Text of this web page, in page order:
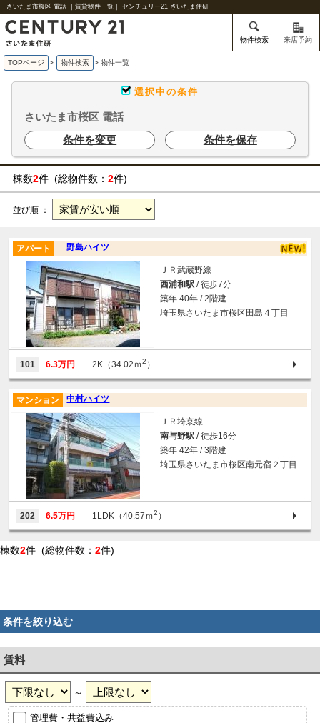
さいたま市桜区 電話 ｜賃貸物件一覧｜ センチュリー21 さいたま住研
物件検索 来店予約
TOPページ > 物件検索 > 物件一覧
選択中の条件
さいたま市桜区 電話
条件を変更
条件を保存
棟数2件 (総物件数： 2件)
並び順 ：
野島ハイツ
アパート
ＪＲ武蔵野線
西浦和駅 / 徒歩7分
築年 40年 / 2階建
埼玉県さいたま市桜区田島４丁目
101 6.3万円 2K（34.02ｍ2 ）
中村ハイツ
マンション
ＪＲ埼京線
南与野駅 / 徒歩16分
築年 42年 / 3階建
埼玉県さいたま市桜区南元宿２丁目
202 6.5万円 1LDK（40.57ｍ2 ）
棟数2件 (総物件数： 2件)
条件を絞り込む
賃料
～
管理費・共益費込み